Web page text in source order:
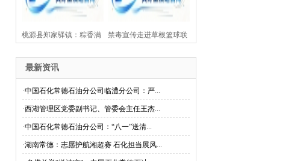
所开展涉外法律公益讲座 处水域上紧“安全锁”
桃源县郑家驿镇：粽香满
古驿 楚韵闹端阳
禁毒宣传走进草根篮球联
造禁毒“移动课堂”
最新资讯
·中国石化常德石油分公司临澧分公司：严...
·西湖管理区党委副书记、管委会主任王杰...
·中国石化常德石油分公司：“八一”送清...
·湖南常德：志愿护航湘超赛 石化担当展风...